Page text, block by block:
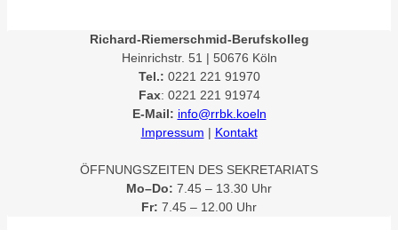
Richard-Riemerschmid-Berufskolleg
Heinrichstr. 51 | 50676 Köln
Tel.: 0221 221 91970
Fax: 0221 221 91974
E-Mail: info@rrbk.koeln
Impressum | Kontakt
ÖFFNUNGSZEITEN DES SEKRETARIATS
Mo–Do: 7.45 – 13.30 Uhr
Fr: 7.45 – 12.00 Uhr